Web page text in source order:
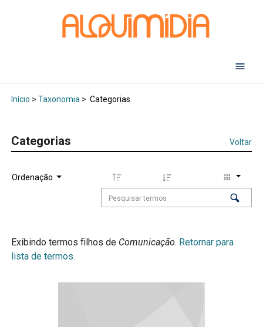
Início > Taxonomia> Categorias
Categorias Voltar
Ordenação
Exibindo termos filhos de Comunicação. Retornar para
lista de termos.